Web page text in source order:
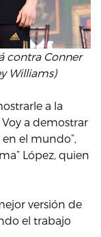
contra Conner
Williams)
a la
a demostrar
el mundo”,
López, quien
versión de
el trabajo